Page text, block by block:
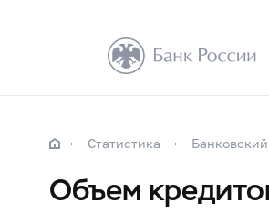
Статистика
Объем